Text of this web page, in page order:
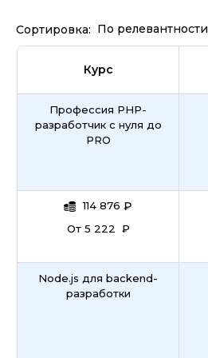
Сортировка: По релевантности
Курс
Профессия PHP-
разработчик с нуля до
PRO
114 876 ₽
От 5 222 ₽
Node.js для backend-
разработки